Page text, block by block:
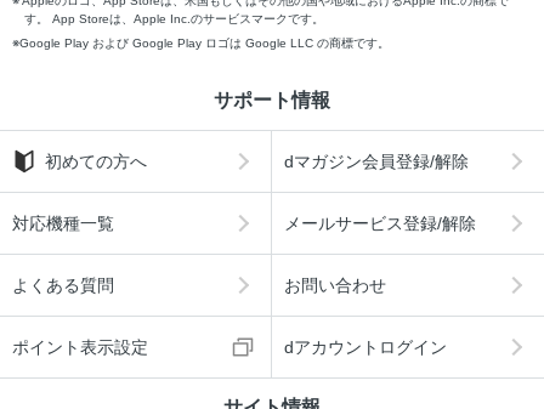
す。 App Storeは、Apple Inc.のサービスマークです。
Google Play および Google Play ロゴは Google LLC の商標です。
サポート情報
初めての方へ dマガジン会員登録/解除
対応機種一覧 メールサービス登録/解除
よくある質問 お問い合わせ
ポイント表示設定 dアカウントログイン